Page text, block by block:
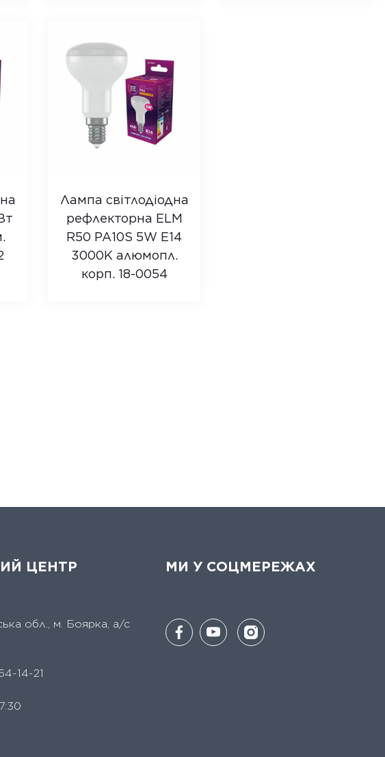
Лампа світлодіодна
рефлекторна ELM
R50 PA10S 5W E14
3000K алюмопл.
корп. 18-0054
ЦЕНТР
обл., м. Боярка, а/с
14-21
МИ У СОЦМЕРЕЖАХ